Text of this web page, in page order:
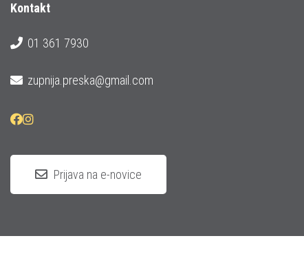
Kontakt
01 361 7930
zupnija.preska@gmail.com
Prijava na e-novice